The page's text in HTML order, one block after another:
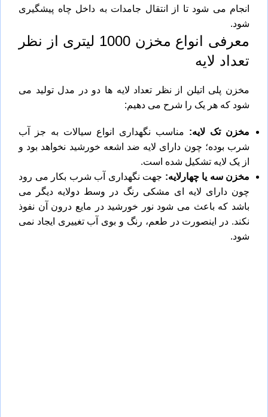
انجام می شود تا از انتقال جامدات به داخل چاه پیشگیری
شود.
معرفی انواع مخزن 1000 لیتری از نظر
تعداد لایه
مخزن پلی اتیلن از نظر تعداد لایه ها دو در مدل تولید می
شود که هر یک را شرح می دهیم:
مخزن تک لایه: مناسب نگهداری انواع سیالات به جز آب
شرب بوده؛ چون دارای لایه ضد اشعه خورشید نخواهد بود و
از یک لایه تشکیل شده است.
مخزن سه یا چهارلایه: جهت نگهداری آب شرب بکار می رود
چون دارای لایه ای مشکی رنگ در وسط دولایه دیگر می
باشد که باعث می شود نور خورشید در مایع درون آن نفوذ
نکند. در اینصورت در طعم، رنگ و بوی آب تغییری ایجاد نمی
شود.